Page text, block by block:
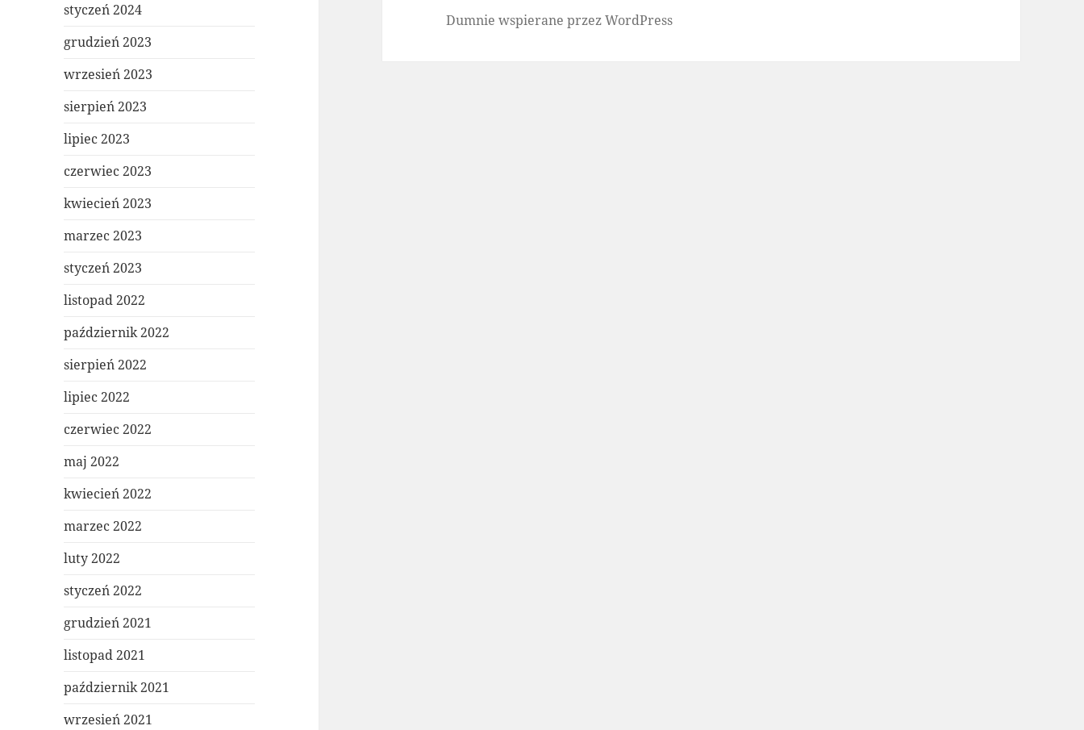
styczeń 2024
grudzień 2023
wrzesień 2023
sierpień 2023
lipiec 2023
czerwiec 2023
kwiecień 2023
marzec 2023
styczeń 2023
listopad 2022
październik 2022
sierpień 2022
lipiec 2022
czerwiec 2022
maj 2022
kwiecień 2022
marzec 2022
luty 2022
styczeń 2022
grudzień 2021
listopad 2021
październik 2021
wrzesień 2021
Dumnie wspierane przez WordPress